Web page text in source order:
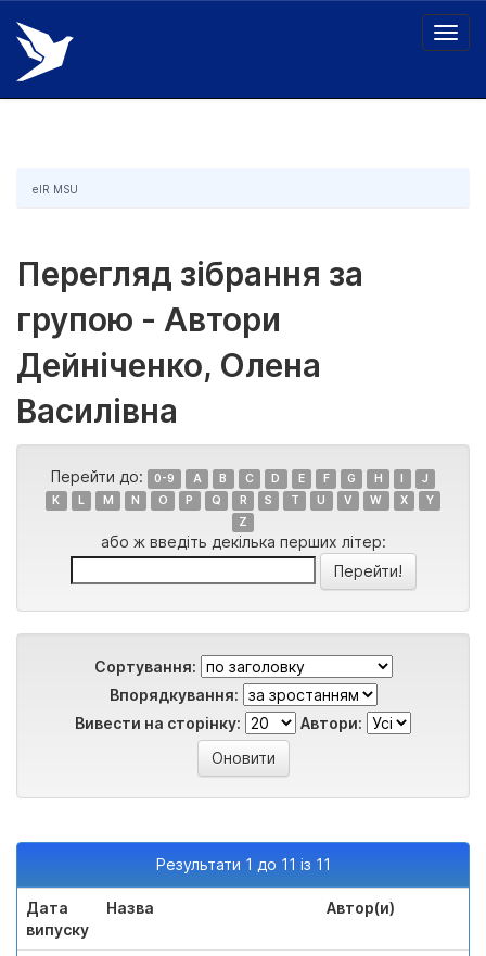
Skip
navigation
eIR MSU
Перегляд зібрання за
групою - Автори
Дейніченко, Олена
Василівна
Перейти до: 0-9 A B C D E F G H I
J
K
L M N O P Q R S T U V W X
Y
Z
або ж введіть декілька перших літер:
Сортування:
Впорядкування:
Вивести на сторінку:
Автори:
Результати 1 до 11 із 11
Дата
випуску
Назва Автор(и)